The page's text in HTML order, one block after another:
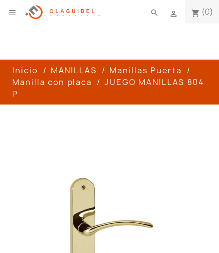
 shopping_cart (0)

search
Inicio MANILLAS
Manillas Puerta
Manilla con placa
JUEGO MANILLAS 804
P